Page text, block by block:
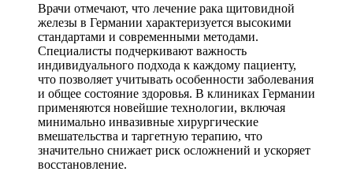
Врачи отмечают, что лечение рака щитовидной
железы в Германии характеризуется высокими
стандартами и современными методами.
Специалисты подчеркивают важность
индивидуального подхода к каждому пациенту,
что позволяет учитывать особенности заболевания
и общее состояние здоровья. В клиниках Германии
применяются новейшие технологии, включая
минимально инвазивные хирургические
вмешательства и таргетную терапию, что
значительно снижает риск осложнений и ускоряет
восстановление.